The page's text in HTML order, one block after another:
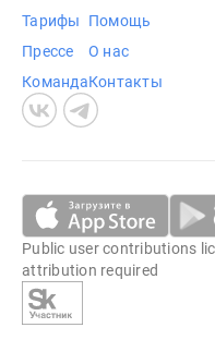
Тарифы
Прессе
Команда
Помощь
О нас
Контакты
Public user contributions
attribution required